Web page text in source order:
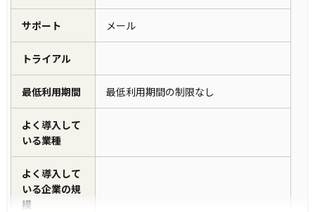
サポート メール
トライアル
最低利用期間 最低利用期間の制限なし
よく導入して
いる業種
よく導入して
いる企業の規
模